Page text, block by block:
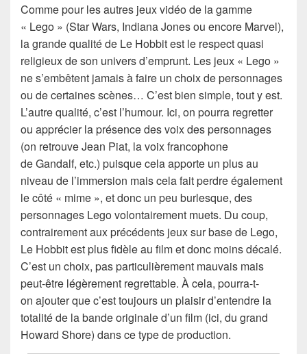
Comme pour les autres jeux vidéo de la gamme
« Lego » (Star Wars, Indiana Jones ou encore Marvel),
la grande qualité de Le Hobbit est le respect quasi
religieux de son univers d’emprunt. Les jeux « Lego »
ne s’embêtent jamais à faire un choix de personnages
ou de certaines scènes… C’est bien simple, tout y est.
L’autre qualité, c’est l’humour. Ici, on pourra regretter
ou apprécier la présence des voix des personnages
(on retrouve Jean Piat, la voix francophone
de Gandalf, etc.) puisque cela apporte un plus au
niveau de l’immersion mais cela fait perdre également
le côté « mime », et donc un peu burlesque, des
personnages Lego volontairement muets. Du coup,
contrairement aux précédents jeux sur base de Lego,
Le Hobbit est plus fidèle au film et donc moins décalé.
C’est un choix, pas particulièrement mauvais mais
peut-être légèrement regrettable. À cela, pourra-t-
on ajouter que c’est toujours un plaisir d’entendre la
totalité de la bande originale d’un film (ici, du grand
Howard Shore) dans ce type de production.